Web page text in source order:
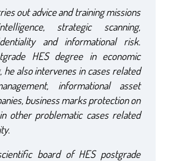
out advice and training missions
strategic scanning,
and informational risk.
HES degree in economic
also intervenes in cases related
informational asset
business marks protection on
other problematic cases related
board of HES postgrade